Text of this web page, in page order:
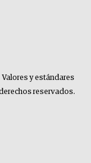
Valores y estándares
reservados.